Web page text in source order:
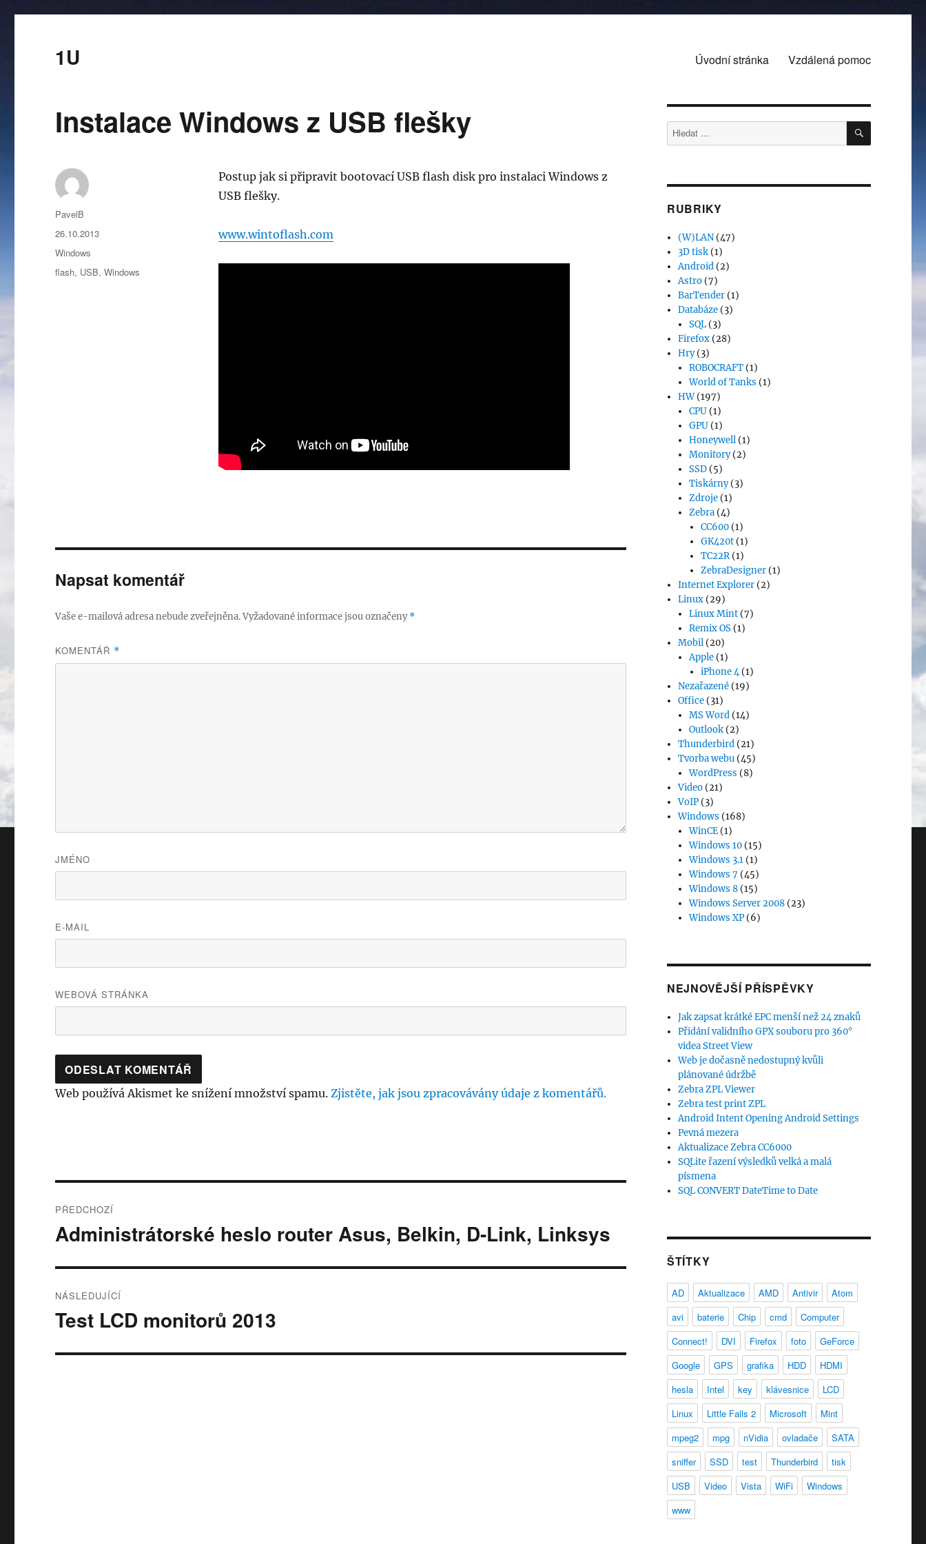
1U Úvodní stránka Vzdálená pomoc
Instalace Windows z USB flešky
Postup jak si připravit bootovací USB flash disk pro instalaci Windows z
USB flešky.
www.wintoflash.com
Autor:
PavelB
Publikováno:
26.10.2013
Rubriky:
Windows
Štítky:
flash, USB,Windows
Napsat komentář
Vaše e-mailová adresa nebude zveřejněna.Vyžadované informace jsou označeny*
KOMENTÁŘ *
JMÉNO
E-MAIL
WEBOVÁ STRÁNKA
Web používá Akismet ke snížení množství spamu.Zjistěte, jak jsou zpracovávány údaje z komentářů.
pro
PŘEDCHOZÍ
Předchozí
Administrátorské heslo router Asus, Belkin, D-Link, Linksys
NÁSLEDUJÍCÍ
Následující
Test LCD monitorů 2013
Hledat: HLEDÁNÍ
RUBRIKY
(W)LAN (47)
3D tisk (1)
Android (2)
Astro (7)
BarTender (1)
Databáze (3)
SQL (3)
Firefox (28)
Hry(3)
ROBOCRAFT (1)
World of Tanks (1)
HW(197)
CPU (1)
GPU (1)
Honeywell (1)
Monitory(2)
SSD (5)
Tiskárny(3)
Zdroje (1)
Zebra (4)
CC600(1)
GK420t(1)
TC22R(1)
ZebraDesigner(1)
Internet Explorer (2)
Linux (29)
Linux Mint (7)
Remix OS (1)
Mobil (20)
Apple (1)
iPhone 4(1)
Nezařazené (19)
Office (31)
MS Word (14)
Outlook (2)
Thunderbird (21)
Tvorba webu (45)
WordPress (8)
Video (21)
VoIP (3)
Windows (168)
WinCE (1)
Windows 10 (15)
Windows 3.1 (1)
Windows 7 (45)
Windows 8 (15)
Windows Server 2008 (23)
Windows XP (6)
NEJNOVĚJŠÍ PŘÍSPĚVKY
Jak zapsat krátké EPC menší než 24 znaků
Přidání validního GPX souboru pro 360°
videa Street View
Web je dočasně nedostupný kvůli
plánované údržbě
Zebra ZPL Viewer
Zebra test print ZPL
Android Intent Opening Android Settings
Pevná mezera
Aktualizace Zebra CC6000
SQLite řazení výsledků velká a malá
písmena
SQL CONVERT DateTime to Date
ŠTÍTKY
AD Aktualizace AMD Antivir
Atom
avi
baterie Chip cmd
Computer
Connect!
DVI Firefox foto
GeForce
Google
GPS grafika HDD
HDMI
hesla
Intel key klávesnice
LCD
Linux
Little Falls 2 Microsoft
Mint
mpeg2
mpg nVidia ovladače
SATA
sniffer
SSD test Thunderbird
tisk
USB
Video Vista WiFi
Windows
www